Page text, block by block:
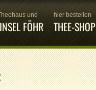
und
FÖHR
hier bestellen
THEE-SHOP